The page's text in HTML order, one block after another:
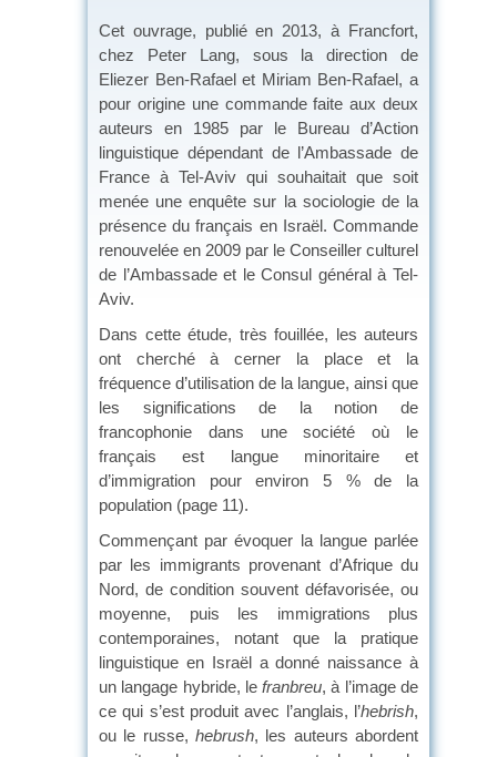
Cet ouvrage, publié en 2013, à Francfort,
chez Peter Lang, sous la direction de
Eliezer Ben-Rafael et Miriam Ben-Rafael, a
pour origine une commande faite aux deux
auteurs en 1985 par le Bureau d’Action
linguistique dépendant de l’Ambassade de
France à Tel-Aviv qui souhaitait que soit
menée une enquête sur la sociologie de la
présence du français en Israël. Commande
renouvelée en 2009 par le Conseiller culturel
de l’Ambassade et le Consul général à Tel-
Aviv.
Dans cette étude, très fouillée, les auteurs
ont cherché à cerner la place et la
fréquence d’utilisation de la langue, ainsi que
les significations de la notion de
francophonie dans une société où le
français est langue minoritaire et
d’immigration pour environ 5 % de la
population (page 11).
Commençant par évoquer la langue parlée
par les immigrants provenant d’Afrique du
Nord, de condition souvent défavorisée, ou
moyenne, puis les immigrations plus
contemporaines, notant que la pratique
linguistique en Israël a donné naissance à
un langage hybride, lefranbreu, à l’image de
ce qui s’est produit avec l’anglais, l’hebrish,
ou le russe, hebrush, les auteurs abordent